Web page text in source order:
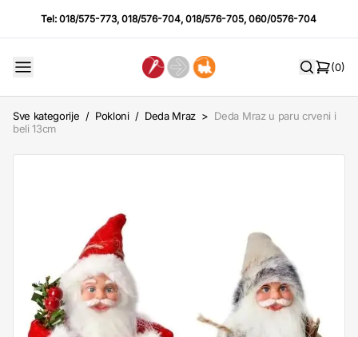
Tel:018/575-773,018/576-704,018/576-705,060/0576-704
(0)
Sve kategorije / Pokloni / Deda Mraz > Deda Mraz u paru crveni i
beli 13cm